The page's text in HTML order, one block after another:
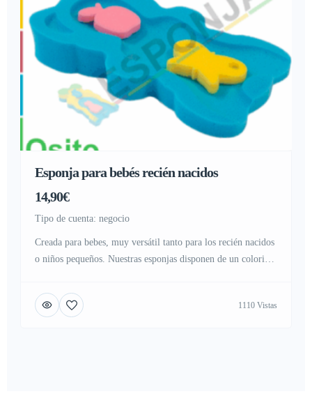
Esponja para bebés recién nacidos
14,90€
tipo de cuenta: negocio
Creada para bebes, muy versátil tanto para los recién nacidos
o niños pequeños. Nuestras esponjas disponen de un colorido
atención en el momento del baño. Cuenta con varias
combinaciones elegidas al asar, con colores estimulantes,1110 Vistas